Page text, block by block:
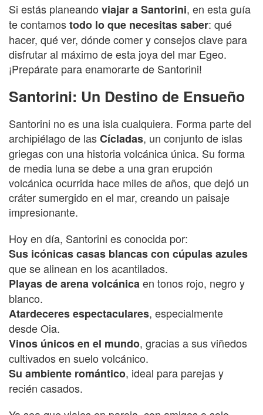
Si estás planeando viajar a Santorini, en esta guía
te contamostodo lo que necesitas saber: qué
hacer, qué ver, dónde comer y consejos clave para
disfrutar al máximo de esta joya del mar Egeo.
¡Prepárate para enamorarte de Santorini!
Santorini: Un Destino de Ensueño
Santorini no es una isla cualquiera. Forma parte del
archipiélago de lasCícladas, un conjunto de islas
griegas con una historia volcánica única. Su forma
de media luna se debe a una gran erupción
volcánica ocurrida hace miles de años, que dejó un
cráter sumergido en el mar, creando un paisaje
impresionante.
Hoy en día, Santorini es conocida por:
Sus icónicas casas blancas con cúpulas azules
que se alinean en los acantilados.
Playas de arena volcánicaen tonos rojo, negro y
blanco.
Atardeceres espectaculares, especialmente
desde Oia.
Vinos únicos en el mundo, gracias a sus viñedos
cultivados en suelo volcánico.
Su ambiente romántico, ideal para parejas y
recién casados.